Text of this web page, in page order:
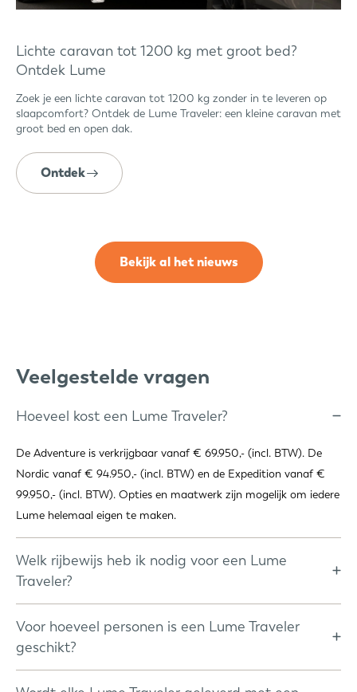
Lichte caravan tot 1200 kg met groot bed?
Ontdek Lume
Zoek je een lichte caravan tot 1200 kg zonder in te leveren op
slaapcomfort? Ontdek de Lume Traveler: een kleine caravan met
groot bed en open dak.
Ontdek
Bekijk al het nieuws
Veelgestelde vragen
Hoeveel kost een Lume Traveler?
De Adventure is verkrijgbaar vanaf € 69.950,- (incl. BTW). De
Nordic vanaf € 94.950,- (incl. BTW) en de Expedition vanaf €
99.950,- (incl. BTW). Opties en maatwerk zijn mogelijk om iedere
Lume helemaal eigen te maken.
Welk rijbewijs heb ik nodig voor een Lume
Traveler?
Voor de Adventure volstaat rijbewijs B vrijwel altijd. Alleen als
auto en aanhanger samen boven de 3.500 kg uitkomen is B+E
nodig. Voor de Nordic en Expedition is rijbewijs B+E vereist.
Voor hoeveel personen is een Lume Traveler
geschikt?
De Adventure heeft een queensize Auping bed (160x200 cm)
voor twee personen. De Nordic en Expedition beschikken over